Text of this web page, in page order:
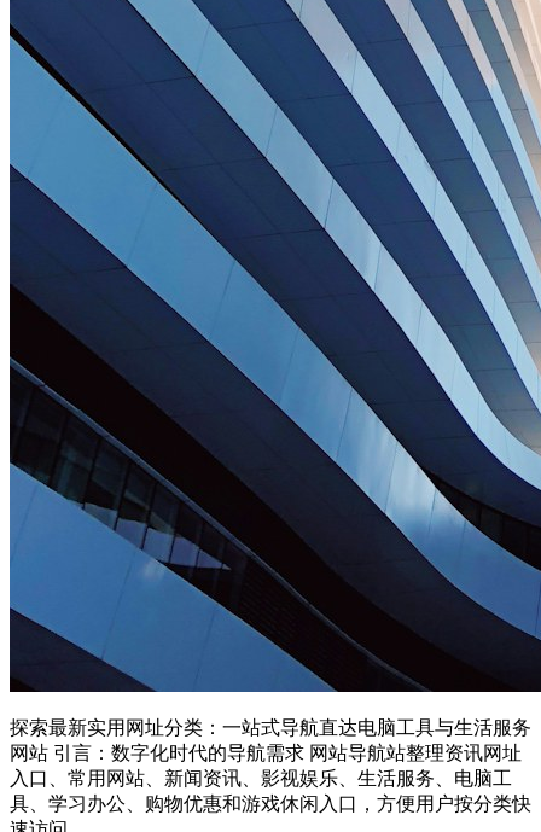
探索最新实用网址分类：一站式导航直达电脑工具与生活服务
网站 引言：数字化时代的导航需求 网站导航站整理资讯网址
入口、常用网站、新闻资讯、影视娱乐、生活服务、电脑工
具、学习办公、购物优惠和游戏休闲入口，方便用户按分类快